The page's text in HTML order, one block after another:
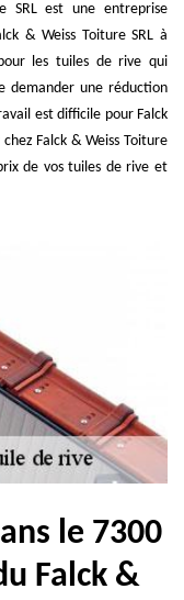
SRL est une entreprise
& Weiss Toiture SRL à
les tuiles de rive qui
demander une réduction
est difficile pour Falck
Falck & Weiss Toiture
de vos tuiles de rive et
le 7300
Falck &